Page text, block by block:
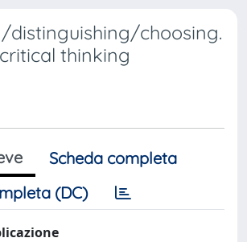
distinguishing/choosing.
thinking
Scheda completa
(DC)